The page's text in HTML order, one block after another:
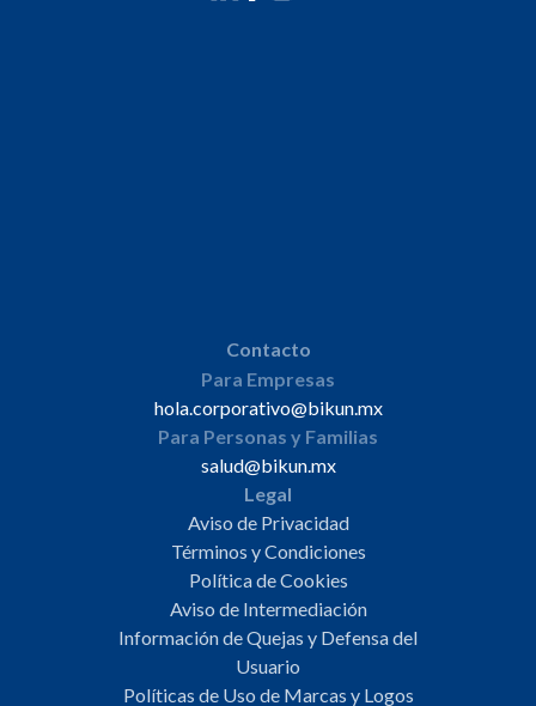
Contacto
Para Empresas
hola.corporativo@bikun.mx
Para Personas y Familias
salud@bikun.mx
Legal
Aviso de Privacidad
Términos y Condiciones
Política de Cookies
Aviso de Intermediación
Información de Quejas y Defensa del
Usuario
Políticas de Uso de Marcas y Logos